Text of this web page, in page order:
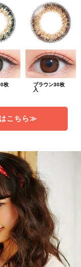
枚
ブラウン30枚
入
こちら≫